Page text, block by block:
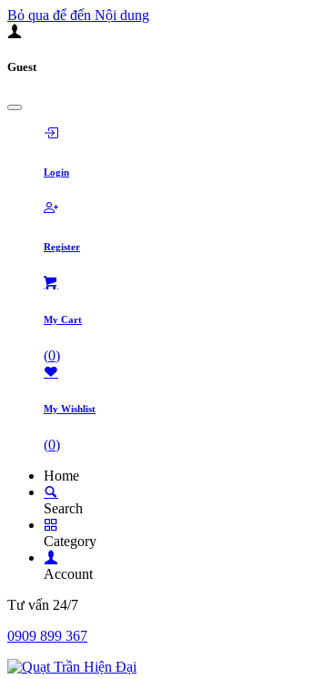
Bỏ qua để đến Nội dung
Guest
Login
Register
My Cart
(0)
My Wishlist
(0)
Home
Search
Category
Account
Tư vấn 24/7
0909 899 367